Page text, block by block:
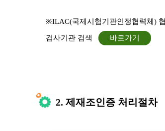
※ILAC(국제시험기관인정협력체)
검사기관 검색 바로가기
2. 제재조인증 처리절차